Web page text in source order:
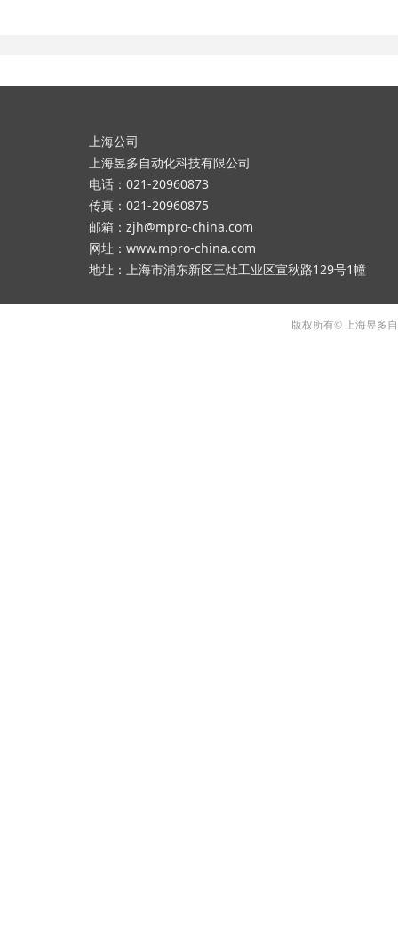
上海公司
上海昱多自动化科技有限公司
电话：021-20960873
传真：021-20960875
邮箱：zjh@mpro-china.com
网址：www.mpro-china.com
地址：上海市浦东新区三灶工业区宣秋路129号1幢
版权所有© 上海昱多